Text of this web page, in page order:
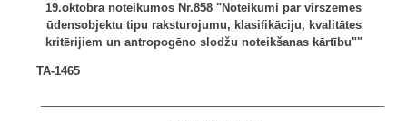
19.oktobra noteikumos Nr.858 "Noteikumi par virszemes
ūdensobjektu tipu raksturojumu, klasifikāciju, kvalitātes
kritērijiem un antropogēno slodžu noteikšanas kārtību""
TA-1465